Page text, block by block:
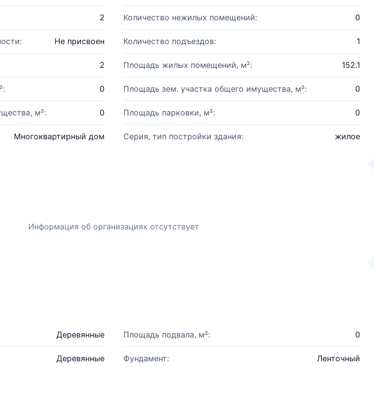
2 Количество нежилых помещений: 0
Не присвоен Количество подъездов: 1
2 Площадь жилых помещений, м²: 152.1
0 Площадь зем. участка общего имущества, м²: 0
м²: 0 Площадь парковки, м²: 0
Многоквартирный дом Серия, тип постройки здания: жилое
Информация об организациях отсутствует
Деревянные Площадь подвала, м²: 0
Деревянные Фундамент: Ленточный